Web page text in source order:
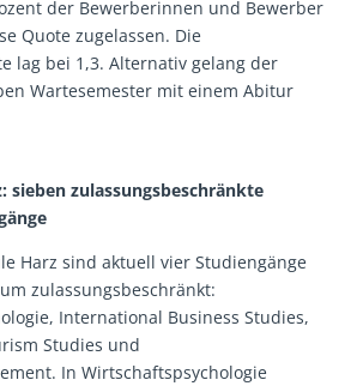
der Bewerberinnen und Bewerber
Quote zugelassen. Die
lag bei 1,3. Alternativ gelang der
Wartesemester mit einem Abitur
sieben zulassungsbeschränkte
Harz sind aktuell vier Studiengänge
zulassungsbeschränkt:
International Business Studies,
Studies und
In Wirtschaftspsychologie